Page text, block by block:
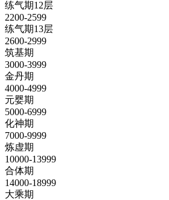
练气期12层
2200-2599
练气期13层
2600-2999
筑基期
3000-3999
金丹期
4000-4999
元婴期
5000-6999
化神期
7000-9999
炼虚期
10000-13999
合体期
14000-18999
大乘期